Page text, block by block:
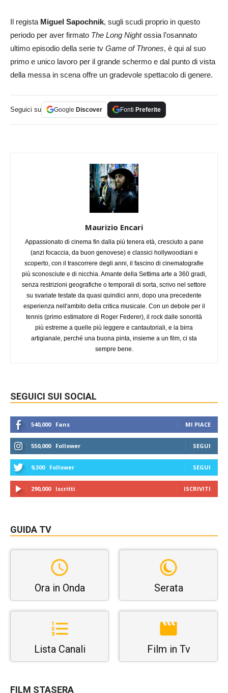
Il regista Miguel Sapochnik, sugli scudi proprio in questo
periodo per aver firmato The Long Nightossia l’osannato
ultimo episodio della serie tv Game of Thrones, è qui al suo
primo e unico lavoro per il grande schermo e dal punto di vista
della messa in scena offre un gradevole spettacolo di genere.
Seguici su Google Discover Fonti Preferite
Maurizio Encari
Appassionato di cinema fin dalla più tenera età, cresciuto a pane
(anzi focaccia, da buon genovese) e classici hollywoodiani e
scoperto, con il trascorrere degli anni, il fascino di cinematografie
più sconosciute e di nicchia. Amante della Settima arte a 360 gradi,
senza restrizioni geografiche o temporali di sorta, scrivo nel settore
su svariate testate da quasi quindici anni, dopo una precedente
esperienza nell'ambito della critica musicale. Con un debole per il
tennis (primo estimatore di Roger Federer), il rock dalle sonorità
più estreme a quelle più leggere e cantautoriali, e la birra
artigianale, perché una buona pinta, insieme a un film, ci sta
sempre bene.
SEGUICI SUI SOCIAL
540,000 Fans MI PIACE
550,000 Follower SEGUI
9,300 Follower SEGUI
290,000 Iscritti ISCRIVITI
GUIDA TV
Ora in Onda Serata
Lista Canali Film in Tv
FILM STASERA